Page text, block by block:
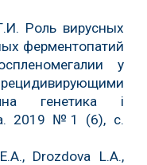
Роль вирусных
ферментопатий
у
генетика і
2019 №1 (6), с.
Drozdova L.A.,